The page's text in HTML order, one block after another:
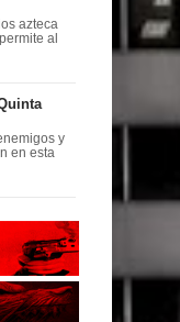
azteca
al
y
en esta